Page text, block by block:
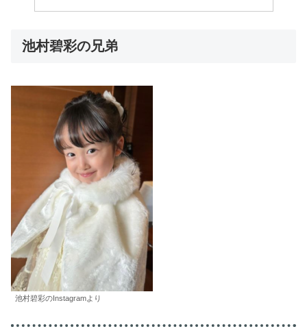
池村碧彩の兄弟
池村碧彩のInstagramより